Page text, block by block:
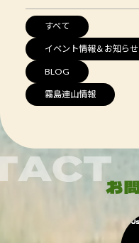
すべて
イベント情報＆お知らせ
BLOG
霧島連山情報